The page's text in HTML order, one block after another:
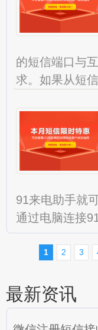
的短信端口与
求。如果从短
京的那些做群
91来电助手就
通过电脑连接
1 2 3
最新资讯